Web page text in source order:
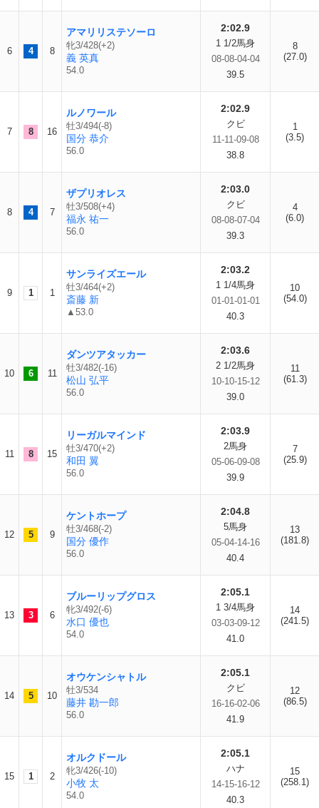
6 4 8
アマリリステソーロ
牝3/428(+2)
義 英真
54.0
2:02.9
1 1/2馬身
08-08-04-04
39.5
8
(27.0)
7 8 16
ルノワール
牡3/494(-8)
国分 恭介
56.0
2:02.9
クビ
11-11-09-08
38.8
1
(3.5)
8 4 7
ザプリオレス
牡3/508(+4)
福永 祐一
56.0
2:03.0
クビ
08-08-07-04
39.3
4
(6.0)
9 1 1
サンライズエール
牡3/464(+2)
斎藤 新
▲53.0
2:03.2
1 1/4馬身
01-01-01-01
40.3
10
(54.0)
10 6 11
ダンツアタッカー
牡3/482(-16)
松山 弘平
56.0
2:03.6
2 1/2馬身
10-10-15-12
39.0
11
(61.3)
11 8 15
リーガルマインド
牡3/470(+2)
和田 翼
56.0
2:03.9
2馬身
05-06-09-08
39.9
7
(25.9)
12 5 9
ケントホープ
牡3/468(-2)
国分 優作
56.0
2:04.8
5馬身
05-04-14-16
40.4
13
(181.8)
13 3 6
ブルーリップグロス
牝3/492(-6)
水口 優也
54.0
2:05.1
1 3/4馬身
03-03-09-12
41.0
14
(241.5)
14 5 10
オウケンシャトル
牡3/534
藤井 勘一郎
56.0
2:05.1
クビ
16-16-02-06
41.9
12
(86.5)
15 1 2
オルクドール
牝3/426(-10)
小牧 太
54.0
2:05.1
ハナ
14-15-16-12
40.3
15
(258.1)